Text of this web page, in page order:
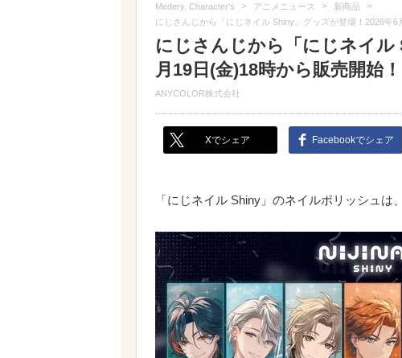
Medery. Character's > アニメニュース > 新商品 >
にじさんじから「にじネイル Shiny」グッズが登場！2026年6
にじさんじから「にじネイ
月19日(金)18時から販売開始！
ANYCOLOR株式会社
Xでシェア Facebookでシェア
「にじネイル Shiny」のネイルポリッシュは